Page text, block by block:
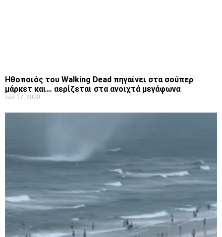
Ηθοποιός του Walking Dead πηγαίνει στα σούπερ
μάρκετ και… αερίζεται στα ανοιχτά μεγάφωνα
Σεπ 17, 2020